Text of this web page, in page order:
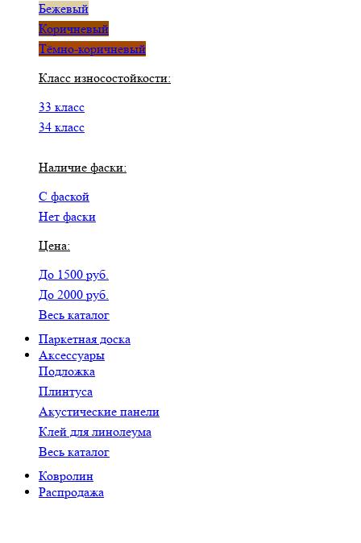
Бежевый
Коричневый
Тёмно-коричневый
Класс износостойкости:
33 класс
34 класс
Наличие фаски:
С фаской
Нет фаски
Цена:
До 1500 руб.
До 2000 руб.
Весь каталог
Паркетная доска
Аксессуары
Подложка
Плинтуса
Акустические панели
Клей для линолеума
Весь каталог
Ковролин
Распродажа